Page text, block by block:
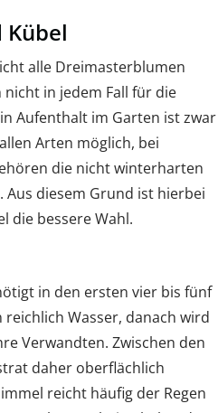
alle Dreimasterblumen
in jedem Fall für die
Aufenthalt im Garten ist zwar
Arten möglich, bei
die nicht winterharten
diesem Grund ist hierbei
die bessere Wahl.
in den ersten vier bis fünf
Wasser, danach wird
Verwandten. Zwischen den
daher oberflächlich
reicht häufig der Regen